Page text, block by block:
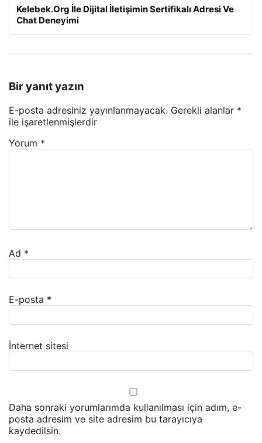
Kelebek.Org İle Dijital İletişimin Sertifikalı Adresi Ve
Chat Deneyimi
Bir yanıt yazın
E-posta adresiniz yayınlanmayacak. Gerekli alanlar *
ile işaretlenmişlerdir
Yorum *
Ad *
E-posta *
İnternet sitesi
Daha sonraki yorumlarımda kullanılması için adım, e-
posta adresim ve site adresim bu tarayıcıya
kaydedilsin.